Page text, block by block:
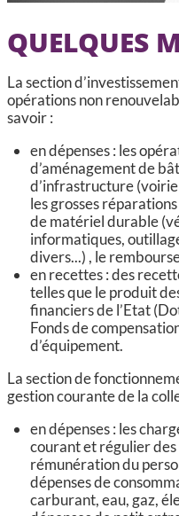
QUELQUES
La section
opérations non
savoir :
en dépenses : les
d’aménagement de
d’infrastructure
les grosses
de matériel durable
informatiques,
divers...) , le
en recettes : des
telles que le produit
financiers de l’Etat
Fonds de
d’équipement.
La section de
gestion courante de la
en dépenses : les
courant et régulier des
rémunération du
dépenses de
carburant, eau, gaz,